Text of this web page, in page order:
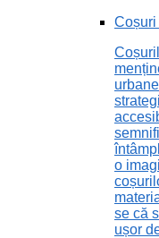
Coșuri
o
se că
ușor